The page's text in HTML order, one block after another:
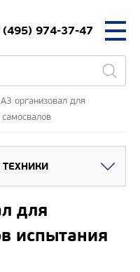
(495) 974-37-47
организовал для
ТЕХНИКИ
для
испытания